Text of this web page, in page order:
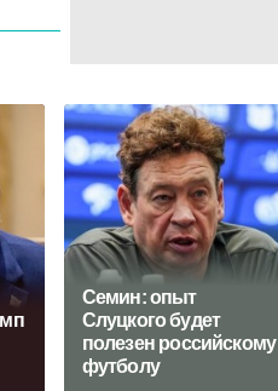
Семин: опыт
Слуцкого будет
полезен российскому
футболу